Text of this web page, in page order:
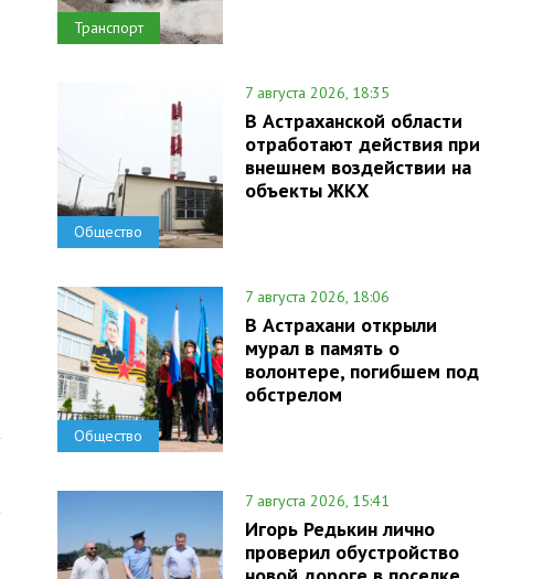
Транспорт
Общество
7 августа 2026, 18:35
В Астраханской области
отработают действия при
внешнем воздействии на
объекты ЖКХ
Общество
7 августа 2026, 18:06
В Астрахани открыли
мурал в память о
волонтере, погибшем под
обстрелом
7 августа 2026, 15:41
Игорь Редькин лично
проверил обустройство